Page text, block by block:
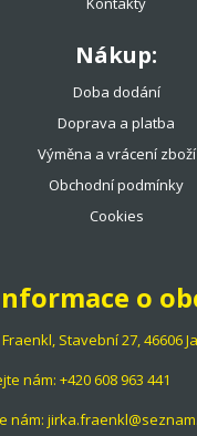
Nákup:
Doba dodání
Doprava a platba
Výměna a vrácení zboží
Obchodní podmínky
Cookies
o
Fraenkl, Stavební 27, 46606
nám: +420 608 963 441
nám: